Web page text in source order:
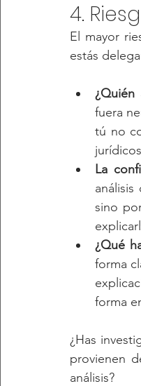
4.
El mayor
estás
fuera
tú no
La
sino
¿Qué
forma
forma
¿Has
provienen
análisis?